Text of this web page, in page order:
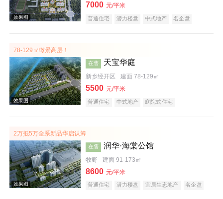
效果图
效果图
7000 元/平米
普通住宅 潜力楼盘 中式地产 名企盘
78-129㎡瞰景高层！
在售 天宝华庭
新乡经开区 建面 78-129㎡
5500 元/平米
普通住宅 中式地产 庭院式住宅
2万抵5万全系新品华启认筹
在售 润华·海棠公馆
牧野 建面 91-173㎡
8600 元/平米
普通住宅 潜力楼盘 宜居生态地产 名企盘